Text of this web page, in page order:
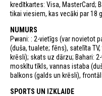
kredītkartes: Visa, MasterCard;
tikai viesiem, kas vecāki par 18
NUMURS
Pwani: : 2-vietīgs (var novietot
(duša, tualete; fēns), satelīta
krēsli); skats uz dārzu; Bahari:
moskītu tīkls, vannas istaba
balkons (galds un krēsli),
SPORTS UN IZKLAIDE